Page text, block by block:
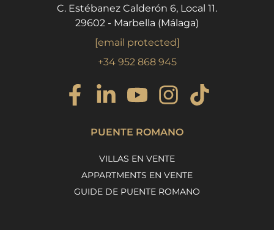
C. Estébanez Calderón 6, Local 11.
29602 - Marbella (Málaga)
[email protected]
+34 952 868 945
PUENTE ROMANO
VILLAS EN VENTE
APPARTMENTS EN VENTE
GUIDE DE PUENTE ROMANO